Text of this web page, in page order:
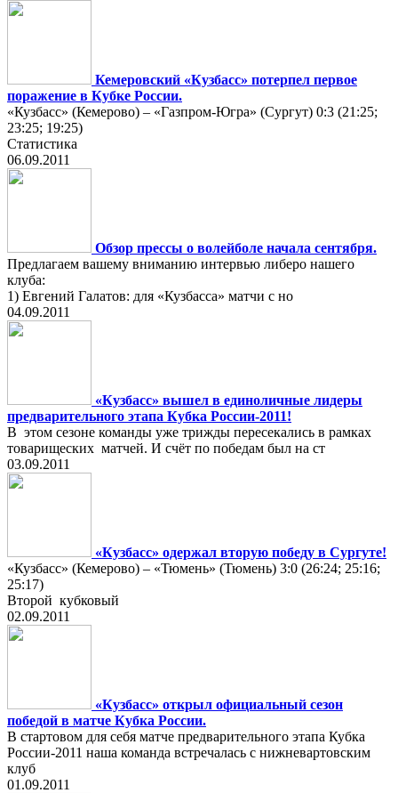
Кемеровский «Кузбасс» потерпел первое
поражение в Кубке России.
«Кузбасс» (Кемерово) – «Газпром-Югра» (Сургут) 0:3 (21:25;
23:25; 19:25)
Статистика
06.09.2011
Обзор прессы о волейболе начала сентября.
Предлагаем вашему вниманию интервью либеро нашего
клуба:
1) Евгений Галатов: для «Кузбасса» матчи с но
04.09.2011
«Кузбасс» вышел в единоличные лидеры
предварительного этапа Кубка России-2011!
В этом сезоне команды уже трижды пересекались в рамках
товарищеских матчей. И счёт по победам был на ст
03.09.2011
«Кузбасс» одержал вторую победу в Сургуте!
«Кузбасс» (Кемерово) – «Тюмень» (Тюмень) 3:0 (26:24; 25:16;
25:17)
Второй кубковый
02.09.2011
«Кузбасс» открыл официальный сезон
победой в матче Кубка России.
В стартовом для себя матче предварительного этапа Кубка
России-2011 наша команда встречалась с нижневартовским
клуб
01.09.2011